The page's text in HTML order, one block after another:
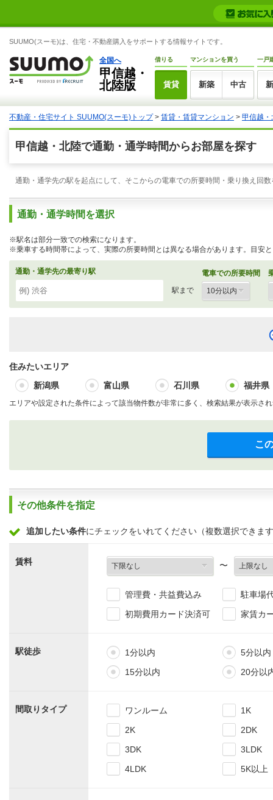
SUUMO(スーモ)は、住宅・不動産購入をサポートする情報サイトです。
全国へ
甲信越・
北陸版
借りる
賃貸
マンションを買う
新築 中古
一戸
不動産・住宅サイト SUUMO(スーモ)トップ> 賃貸・賃貸マンション > 甲信越・
甲信越・北陸で通勤・通学時間からお部屋を探す
通勤・通学先の駅を起点にして、そこからの電車での所要時間・乗り換え回
通勤・通学時間を選択
※駅名は部分一致での検索になります。
※乗車する時間帯によって、実際の所要時間とは異なる場合があります。目安
通勤・通学先の最寄り駅
駅まで
電車での所要時間
住みたいエリア
新潟県
富山県 石川県 福井県
エリアや設定された条件によって該当物件数が非常に多く、検索結果が表示さ
こ
その他条件を指定
追加したい条件にチェックをいれてください（複数選択できま
賃料 〜
管理費・共益費込み
駐車場
初期費用カード決済可
家賃カ
駅徒歩 1分以内
5分以内
15分以内
20分以
間取りタイプ ワンルーム
1K
2K
2DK
3DK
3LDK
4LDK
5K以上